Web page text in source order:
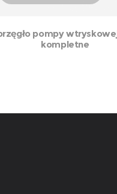
pompy
kompletne